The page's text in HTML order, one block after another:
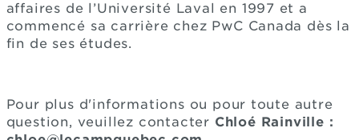
affaires de l’Université Laval en 1997 et a
commencé sa carrière chez PwC Canada dès la
fin de ses études.
Pour plus d'informations ou pour toute autre
question, veuillez contacter Chloé Rainville :